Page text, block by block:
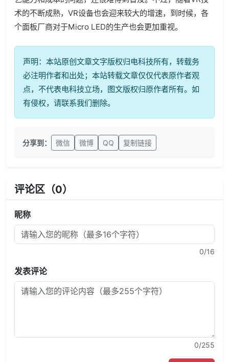
术的不断成熟，VR设备也会迎来较大的增速，到时候，各
个面板厂商对于Micro LED的生产也会更加重视。
声明：本站原创文章文字版权归电科技所有，转载务
必注明作者和出处；本站转载文章仅仅代表原作者观
点，不代表电科技立场，图文版权归原作者所有。如
有侵权，请联系我们删除。
分享到： 微信 微博 QQ 复制链接
评论区（0）
昵称
0/16
发表评论
0/255